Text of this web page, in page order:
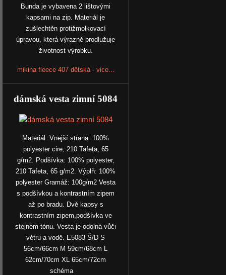
Bunda je vybavena 2 lištovými
kapsami na zip. Materiál je
zušlechtěn protižmolkovací
úpravou, která výrazně prodlužuje
životnost výrobku.
mikina fleece 407 dětská - vice...
dámská vesta zimní 5084
Materiál: Vnejší strana: 100%
polyester cire, 210 Tafeta, 65
g/m2. Podšívka: 100% polyester,
210 Tafeta, 65 g/m2. Výplň: 100%
polyester Gramáž: 100g/m2 Vesta
s podšívkou a kontrastním zipem
až po bradu. Dvě kapsy s
kontrastním zipem,podšívka ve
stejném tónu. Vesta je odolná vůči
větru a vodě. E5083 Š/D S
56cm/66cm M 59cm/68cm L
62cm/70cm XL 65cm/72cm
schéma